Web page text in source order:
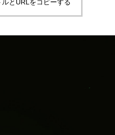
とURLをコピーする